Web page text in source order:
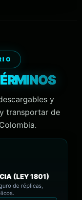
y
transportar de
(LEY 1801)
de réplicas,